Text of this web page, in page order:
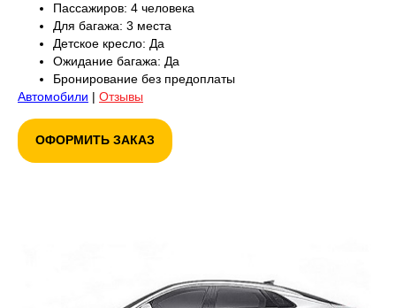
Пассажиров: 4 человека
Для багажа: 3 места
Детское кресло: Да
Ожидание багажа: Да
Бронирование без предоплаты
Автомобили | Отзывы
ОФОРМИТЬ ЗАКАЗ